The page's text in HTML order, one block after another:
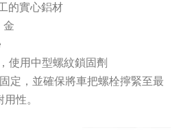
的實心鋁材
金
使用中型螺紋鎖固劑
，並確保將車把螺栓擰緊至最
性。